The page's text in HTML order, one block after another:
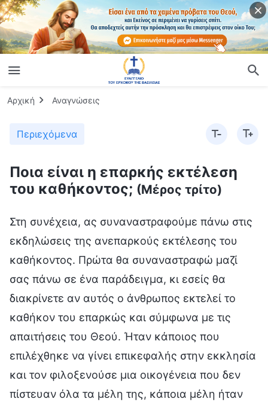
Αρχική Αναγνώσεις
Περιεχόμενα
Ποια είναι η επαρκής εκτέλεση
του καθήκοντος; (Μέρος τρίτο)
Στη συνέχεια, ας συναναστραφούμε πάνω στις
εκδηλώσεις της ανεπαρκούς εκτέλεσης του
καθήκοντος. Πρώτα θα συναναστραφώ μαζί
σας πάνω σε ένα παράδειγμα, κι εσείς θα
διακρίνετε αν αυτός ο άνθρωπος εκτελεί το
καθήκον του επαρκώς και σύμφωνα με τις
απαιτήσεις του Θεού. Ήταν κάποιος που
επιλέχθηκε να γίνει επικεφαλής στην εκκλησία
και τον φιλοξενούσε μια οικογένεια που δεν
πίστευαν όλα τα μέλη της, κάποια μέλη ήταν